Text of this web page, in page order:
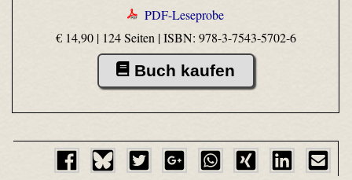
PDF-Leseprobe
€ 14,90 | 124 Seiten |ISBN: 978-3-7543-5702-6
Buch kaufen